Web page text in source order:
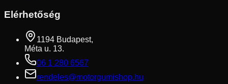
Elérhetőség
1194 Budapest,
Méta u. 13.
06 1 280 6567
rendeles@motorgumishop.hu